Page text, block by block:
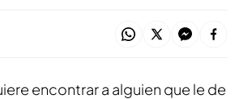
encontrar a alguien que le de